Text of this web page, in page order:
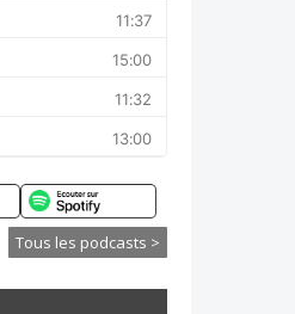
Tous les podcasts >